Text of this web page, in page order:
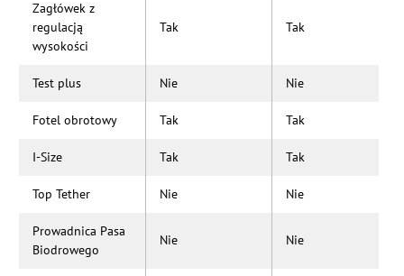
Zagłówek z
regulacją
wysokości
Tak Tak
Test plus Nie Nie
Fotel obrotowy Tak Tak
I-Size Tak Tak
Top Tether Nie Nie
Prowadnica Pasa
Biodrowego
Nie Nie